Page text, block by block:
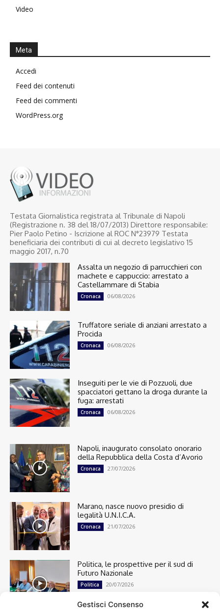
Gestisci Consenso
Video
Meta
Accedi
Feed dei contenuti
Feed dei commenti
WordPress.org
Testata Giornalistica registrata al Tribunale di Napoli
(Registrazione n. 38 del 18/07/2013) Direttore responsabile:
Pier Paolo Petino - Iscrizione al ROC N°23979 Testata
beneficiaria dei contributi di cui al decreto legislativo 15
maggio 2017, n.70
Assalta un negozio di parrucchieri con
machete e cappuccio: arrestato a
Castellammare di Stabia
Cronaca 06/08/2026
Truffatore seriale di anziani arrestato a
Procida
Cronaca 06/08/2026
Inseguiti per le vie di Pozzuoli, due
spacciatori gettano la droga durante la
fuga: arrestati
Cronaca 06/08/2026
Napoli, inaugurato consolato onorario
della Repubblica della Costa d’Avorio
Cronaca 27/07/2026
Marano, nasce nuovo presidio di
legalità U.N.I.C.A.
Cronaca 21/07/2026
Politica, le prospettive per il sud di
Futuro Nazionale
Politica 20/07/2026